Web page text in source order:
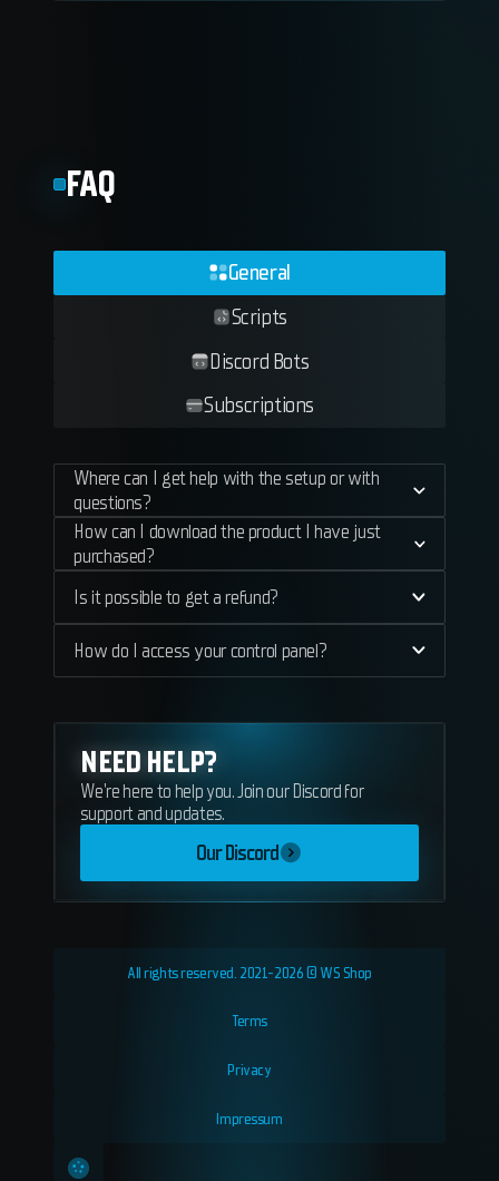
FAQ
General
Scripts
Discord Bots
Subscriptions
Where can I get help with the setup or with
questions?
How can I download the product I have just
purchased?
Is it possible to get a refund?
How do I access your control panel?
NEED HELP?
We're here to help you. Join our Discord for
support and updates.
Our Discord
All rights reserved. 2021-2026 © WS Shop
Terms
Privacy
Impressum